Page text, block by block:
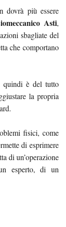
dovrà più essere
Asti,
sbagliate del
che comportano
quindi è del tutto
la propria
fisici, come
di esprimere
di un’operazione
esperto, di un